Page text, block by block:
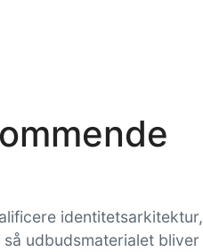
identitetsarkitektur,
udbudsmaterialet bliver